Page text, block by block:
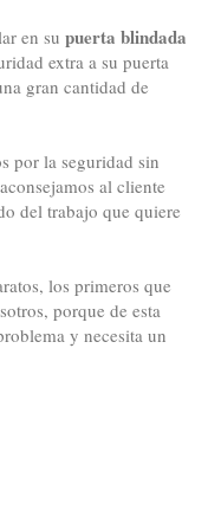
en su puerta blindada
extra a su puerta
gran cantidad de
por la seguridad sin
al cliente
del trabajo que quiere
los primeros que
porque de esta
y necesita un